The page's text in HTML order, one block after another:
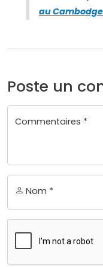
au Cambodge
Poste un
Commentaires *
Nom *